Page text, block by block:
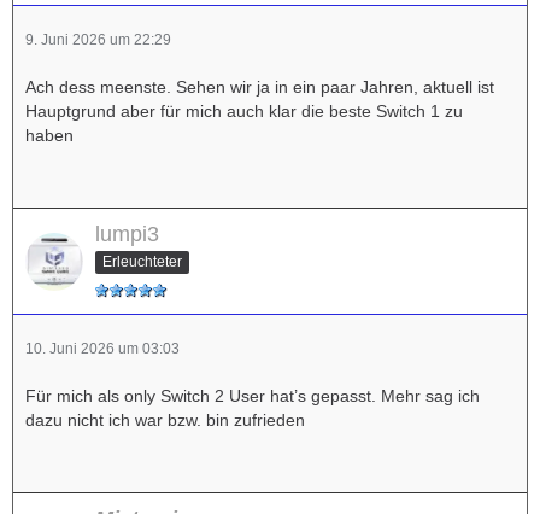
9. Juni 2026 um 22:29
Ach dess meenste. Sehen wir ja in ein paar Jahren, aktuell ist
Hauptgrund aber für mich auch klar die beste Switch 1 zu
haben
lumpi3
Erleuchteter
10. Juni 2026 um 03:03
Für mich als only Switch 2 User hat’s gepasst. Mehr sag ich
dazu nicht ich war bzw. bin zufrieden